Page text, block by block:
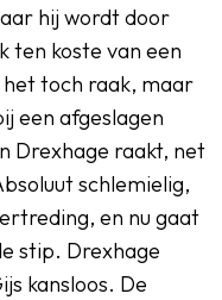
hij wordt door
ten koste van een
toch raak, maar
een afgeslagen
Drexhage raakt, net
schlemielig,
en nu gaat
stip. Drexhage
kansloos. De